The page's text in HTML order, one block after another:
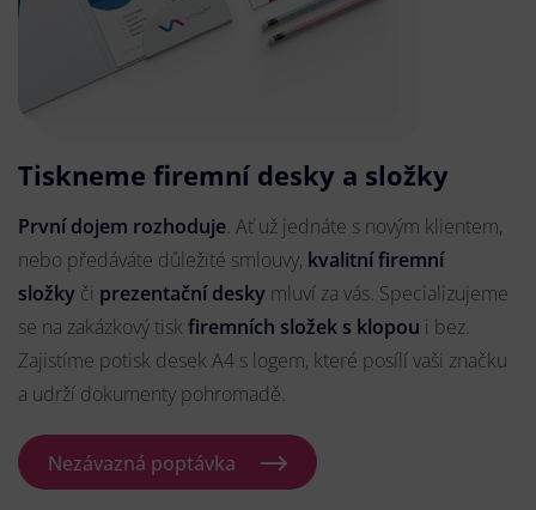
Tiskneme firemní desky a složky
První dojem rozhoduje. Ať už jednáte s novým klientem,
nebo předáváte důležité smlouvy, kvalitní firemní
složky či prezentační desky mluví za vás. Specializujeme
se na zakázkový tisk firemních složek s klopou i bez.
Zajistíme potisk desek A4 s logem, které posílí vaši značku
a udrží dokumenty pohromadě.
Nezávazná poptávka